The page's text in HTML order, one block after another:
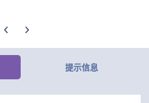
上一张轮播幻灯片
下一张轮播幻灯片
提示信息